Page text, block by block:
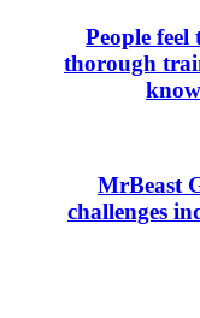
People
thorough
MrBeast
challenges